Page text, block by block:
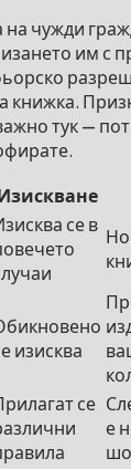
на чужди
им с
книжка.
тук —
се в
изисква
се
е